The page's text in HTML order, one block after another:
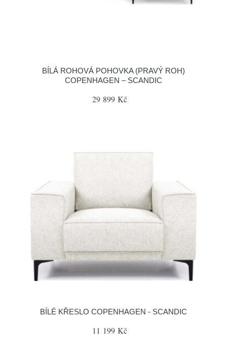
BÍLÁ ROHOVÁ POHOVKA (PRAVÝ ROH)
COPENHAGEN – SCANDIC
29 899 Kč
BÍLÉ KŘESLO COPENHAGEN - SCANDIC
11 199 Kč